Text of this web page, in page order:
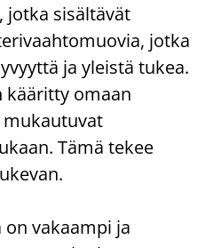
jotka sisältävät
jotka
ja yleistä tukea.
kääritty omaan
mukautuvat
Tämä tekee
on vakaampi ja